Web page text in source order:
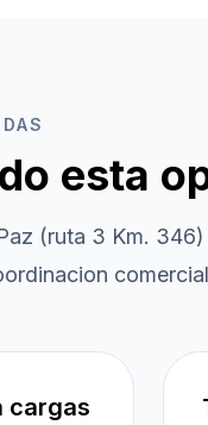
esta
(ruta 3 Km. 346)
cargas